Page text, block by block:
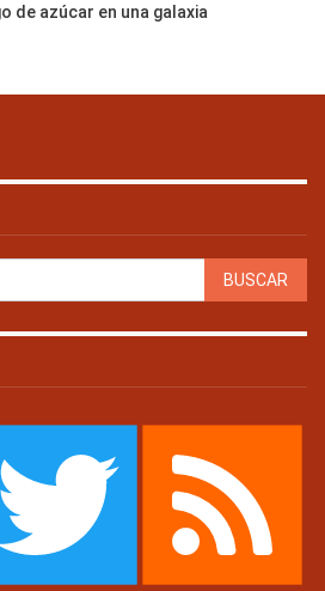
de azúcar en una galaxia